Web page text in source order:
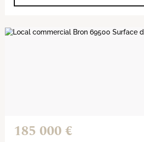
185 000 €